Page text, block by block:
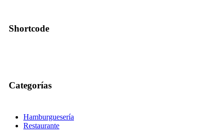
Shortcode
Categorías
Hamburguesería
Restaurante